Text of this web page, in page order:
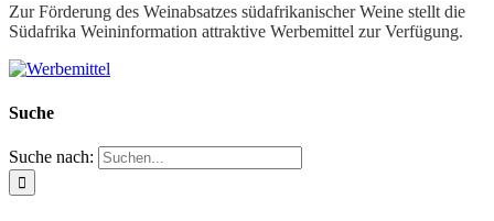
Zur Förderung des Weinabsatzes südafrikanischer Weine stellt die
Südafrika Weininformation attraktive Werbemittel zur Verfügung.
Suche
Suche nach: